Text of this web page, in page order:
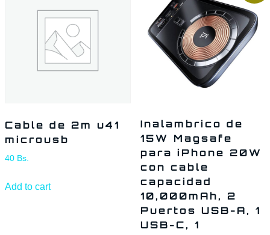
Cable de 2m u41
microusb
40 Bs.
Add to cart
Inalambrico de
15W Magsafe
para iPhone 20W
con cable
capacidad
10,000mAh, 2
Puertos USB-A, 1
USB-C, 1